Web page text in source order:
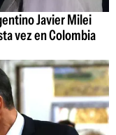
Javier Milei
vez en Colombia